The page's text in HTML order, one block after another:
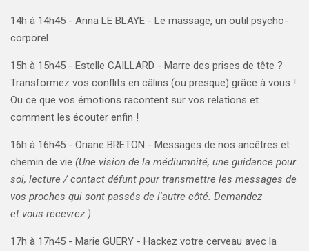
14h à 14h45 - Anna LE BLAYE - Le massage, un outil psycho-
corporel
15h à 15h45 - Estelle CAILLARD - Marre des prises de tête ?
Transformez vos conflits en câlins (ou presque) grâce à vous !
Ou ce que vos émotions racontent sur vos relations et
comment les écouter enfin !
16h à 16h45 - Oriane BRETON - Messages de nos ancêtres et
chemin de vie (Une vision de la médiumnité, une guidance pour
soi, lecture / contact défunt pour transmettre les messages de
vos proches qui sont passés de l'autre côté. Demandez
et vous recevrez.)
17h à 17h45 - Marie GUERY - Hackez votre cerveau avec la